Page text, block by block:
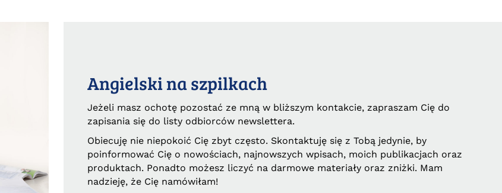
Angielski na szpilkach
Jeżeli masz ochotę pozostać ze mną w bliższym kontakcie, zapraszam Cię do
zapisania się do listy odbiorców newslettera.
Obiecuję nie niepokoić Cię zbyt często. Skontaktuję się z Tobą jedynie, by
poinformować Cię o nowościach, najnowszych wpisach, moich publikacjach oraz
produktach. Ponadto możesz liczyć na darmowe materiały oraz zniżki. Mam
nadzieję, że Cię namówiłam!